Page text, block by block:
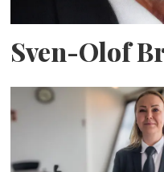
Sven-Olof